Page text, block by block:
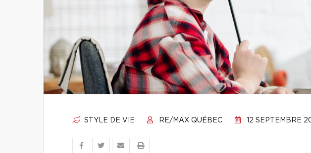
STYLE DE VIE RE/MAX QUÉBEC 12 SEPTEMBRE